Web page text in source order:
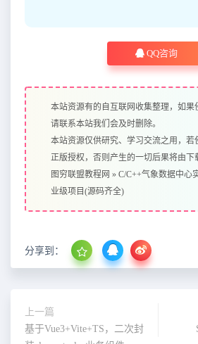
QQ咨询
本站资源有的自互联网收集整理，如果
请联系本站我们会及时删除。
本站资源仅供研究、学习交流之用，若
正版授权，否则产生的一切后果将由下
图穷联盟教程网 » C/C++气象数据中心
业级项目(源码齐全)
分享到：
上一篇
基于Vue3+Vite+TS，二次封